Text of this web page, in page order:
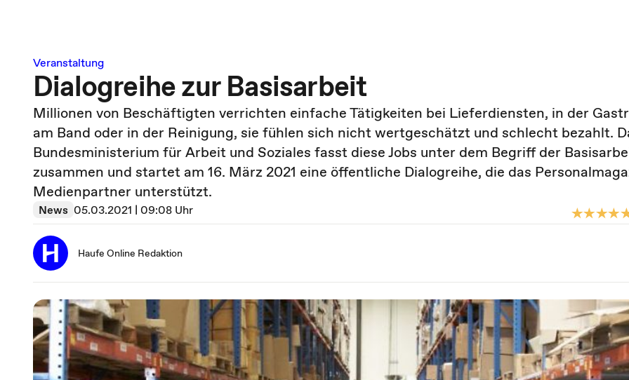
Veranstaltung
Dialogreihe zur Basisarbeit
Millionen von Beschäftigten verrichten einfache Tätigkeiten bei Lieferdiensten, in der
am Band oder in der Reinigung, sie fühlen sich nicht wertgeschätzt und schlecht bezahlt.
Bundesministerium für Arbeit und Soziales fasst diese Jobs unter dem Begriff der
zusammen und startet am 16. März 2021 eine öffentliche Dialogreihe, die das
Medienpartner unterstützt.
News 05.03.2021 | 09:08 Uhr
Haufe Online Redaktion